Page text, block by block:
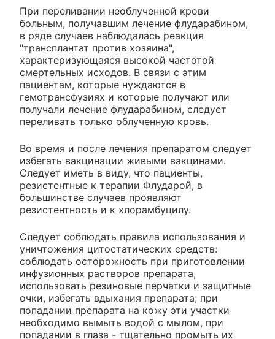
При переливании необлученной крови
больным, получавшим лечение флударабином,
в ряде случаев наблюдалась реакция
"трансплантат против хозяина",
характеризующаяся высокой частотой
смертельных исходов. В связи с этим
пациентам, которые нуждаются в
гемотрансфузиях и которые получают или
получали лечение флударабином, следует
переливать только облученную кровь.
Во время и после лечения препаратом следует
избегать вакцинации живыми вакцинами.
Следует иметь в виду, что пациенты,
резистентные к терапии Флударой, в
большинстве случаев проявляют
резистентность и к хлорамбуцилу.
Следует соблюдать правила использования и
уничтожения цитостатических средств:
соблюдать осторожность при приготовлении
инфузионных растворов препарата,
использовать резиновые перчатки и защитные
очки, избегать вдыхания препарата; при
попадании препарата на кожу эти участки
необходимо вымыть водой с мылом, при
попадании в глаза - тщательно промыть их